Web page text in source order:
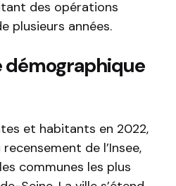
des opérations
plusieurs années.
démographique
et habitants en 2022,
de l’Insee,
communes les plus